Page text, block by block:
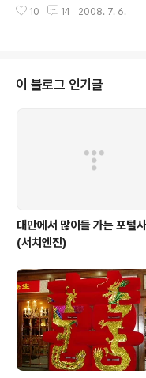
사랑받아 왔었죠 아시아 전역에서
니 없는 부분들이 많습니다. 삼국
는 뜻이죠. 연의 앞에 삼국지를 붙
는 입장에서 위촉오 삼국시대의
소설로 풀어냈기 때문에 삼국지
한 과정에서 장편소설로 풀어내
통 관념, 충효관념을 곳곳에 삽입
쁜이미지로 부각되고, 관우는..
10 14 2008. 7. 6.
이 블로그 인기글
대만에서 많이들 가는 포털
(서치엔진)